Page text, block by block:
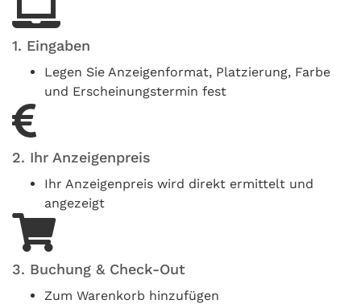
1. Eingaben
Legen Sie Anzeigenformat, Platzierung, Farbe
und Erscheinungstermin fest
2. Ihr Anzeigenpreis
Ihr Anzeigenpreis wird direkt ermittelt und
angezeigt
3. Buchung & Check-Out
Zum Warenkorb hinzufügen